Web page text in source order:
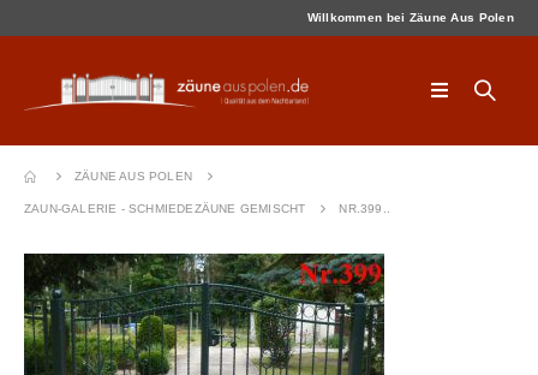
Willkommen bei Zäune Aus Polen
ZÄUNE AUS POLEN
ZAUN-GALERIE - SCHMIEDEZÄUNE GEMISCHT NR.399..